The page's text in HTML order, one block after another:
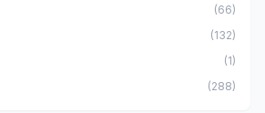
(66)
(132)
(1)
(288)